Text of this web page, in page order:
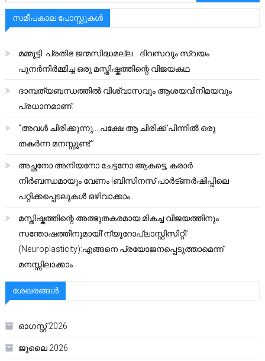
സമീപകാല പോസ്റ്റുകൾ
മമ്മൂട്ടി: പ്രതിഭ ജന്മസിദ്ധമല്ല… ദിവസവും സ്വയം
പുനർനിർമ്മിച്ച ഒരു മസ്തിഷ്കത്തിന്റെ വിജയകഥ
ദാമ്പത്യബന്ധത്തിൽ വിശ്വാസവും ആശയവിനിമയവും
പ്രധാനമാണ്.
“അവൾ ചിരിക്കുന്നു… പക്ഷേ ആ ചിരിക്ക് പിന്നിൽ ഒരു
തകർന്ന മനസ്സുണ്ട്.”
അച്ഛനോ അനിയനോ ചേട്ടനോ ആകട്ടെ, കരാർ
നിർബന്ധമായും വേണം |ബിസിനസ് പാർട്ണർഷിപ്പിലെ
പറ്റിക്കപ്പെടലുകൾ ഒഴിവാക്കാം..
മസ്തിഷ്കത്തിന്റെ അത്ഭുതകരമായ മികച്ച വിജയത്തിനും
സന്തോഷത്തിനുമായി’ന്യൂറോപ്ലാസ്റ്റിസിറ്റി’
(Neuroplasticity):എങ്ങനെ പ്രയോജനപ്പെടുത്താമെന്ന്
മനസ്സിലാക്കാം.
ശേഖരങ്ങൾ
ഓഗസ്റ്റ്‌ 2026
ജൂലൈ 2026